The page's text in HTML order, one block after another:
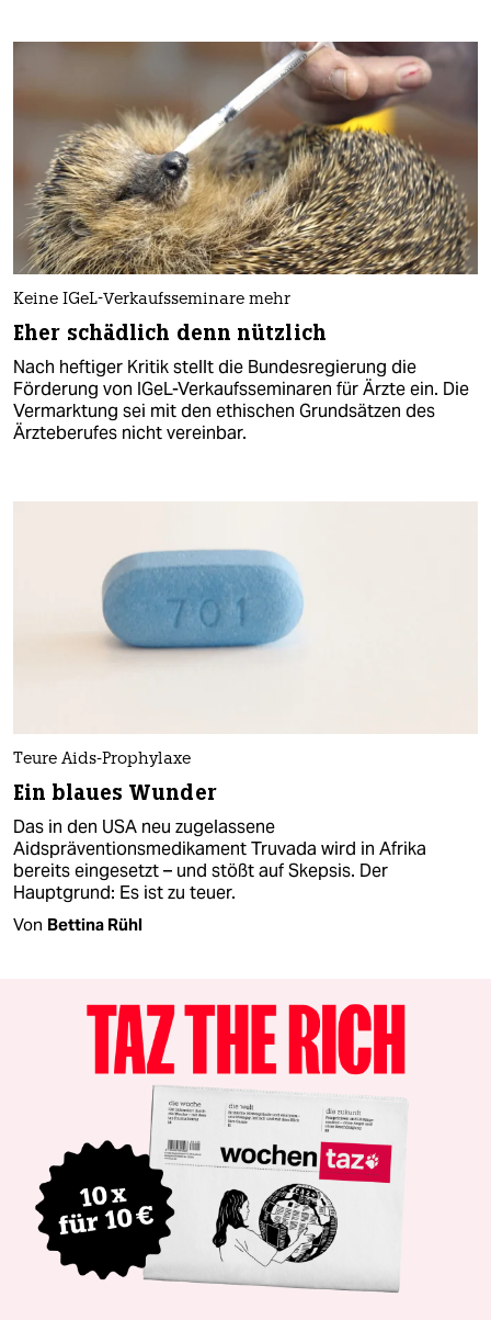
Keine IGeL-Verkaufsseminare mehr
Eher schädlich denn nützlich
Nach heftiger Kritik stellt die Bundesregierung die
Förderung von IGeL-Verkaufsseminaren für Ärzte ein. Die
Vermarktung sei mit den ethischen Grundsätzen des
Ärzteberufes nicht vereinbar.
Teure Aids-Prophylaxe
Ein blaues Wunder
Das in den USA neu zugelassene
Aidspräventionsmedikament Truvada wird in Afrika
bereits eingesetzt – und stößt auf Skepsis. Der
Hauptgrund: Es ist zu teuer.
Von Bettina Rühl